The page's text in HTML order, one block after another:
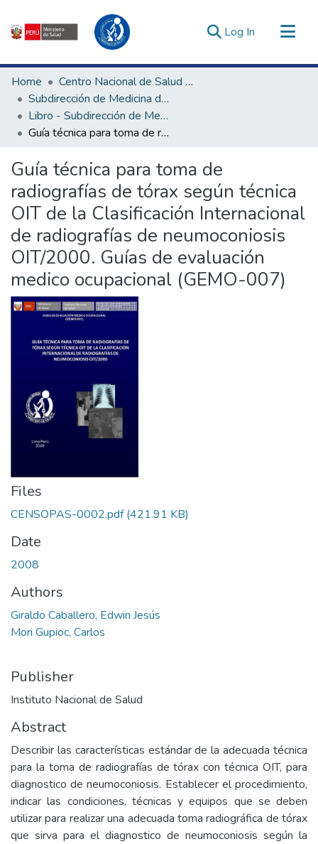
Log In (current)
Communities & Collections
All of DSpace
Statistics
Estadísticas Externas
Enlaces de interés ▾
Home
Centro Nacional de Salud Ocupacional y Protección del Ambiente para la Salud
Subdirección de Medicina del Trabajo y Ambiental
Libro - Subdirección de Medicina del Trabajo y Ambiental
Guía técnica para toma de radiografías de tórax según técnica OIT de la Clasificación Internacional de radiografías de neumoconiosis OIT/2000. Guías de evaluación medico ocupacional (GEMO-007)
Guía técnica para toma de
radiografías de tórax según técnica
OIT de la Clasificación Internacional
de radiografías de neumoconiosis
OIT/2000. Guías de evaluación
medico ocupacional (GEMO-007)
Files
CENSOPAS-0002.pdf(421.91 KB)
Date
2008
Authors
Giraldo Caballero, Edwin Jesús
Mori Gupioc, Carlos
Publisher
Instituto Nacional de Salud
Abstract
Describir las características estándar de la adecuada técnica
para la toma de radiografías de tórax con técnica OIT, para
diagnostico de neumoconiosis. Establecer el procedimiento,
indicar las condiciones, técnicas y equipos que se deben
utilizar para realizar una adecuada toma radiográfica de tórax
que sirva para el diagnostico de neumoconiosis según la